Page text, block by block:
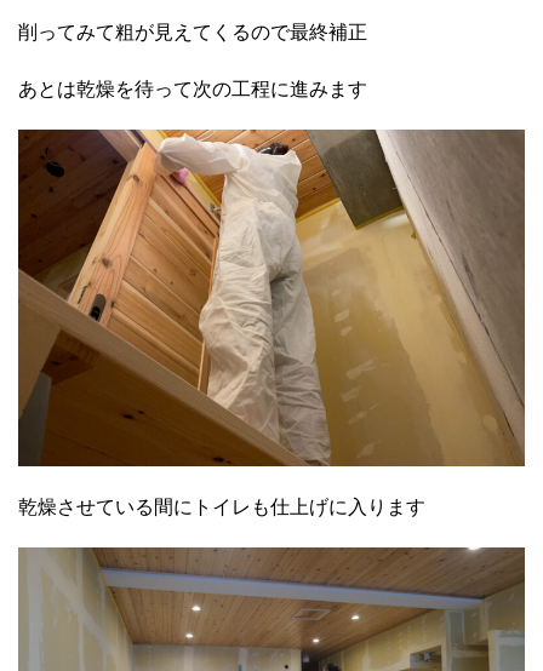
削ってみて粗が見えてくるので最終補正
あとは乾燥を待って次の工程に進みます
乾燥させている間にトイレも仕上げに入ります